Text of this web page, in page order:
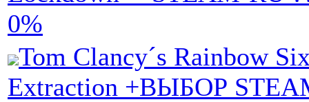
0%
Tom Clancy´s Rainbow
Extraction +ВЫБОР